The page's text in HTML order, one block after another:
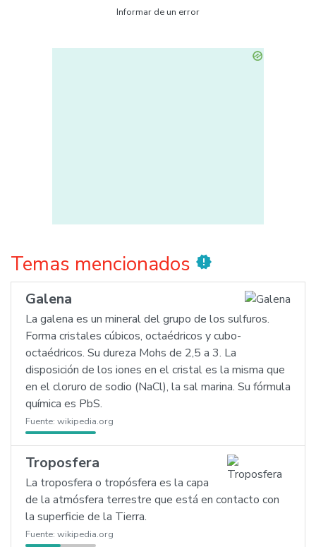
Informar de un error
Temas mencionados new_releases
Galena
La galena es un mineral del grupo de los sulfuros.
Forma cristales cúbicos, octaédricos y cubo-
octaédricos. Su dureza Mohs de 2,5 a 3. La
disposición de los iones en el cristal es la misma que
en el cloruro de sodio (NaCl), la sal marina. Su fórmula
química es PbS.
Fuente: wikipedia.org
Troposfera
La troposfera o tropósfera es la capa
de la atmósfera terrestre que está en contacto con
la superficie de la Tierra.
Fuente: wikipedia.org